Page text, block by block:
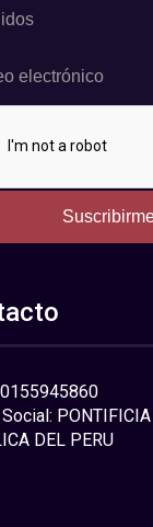
DEL PERU